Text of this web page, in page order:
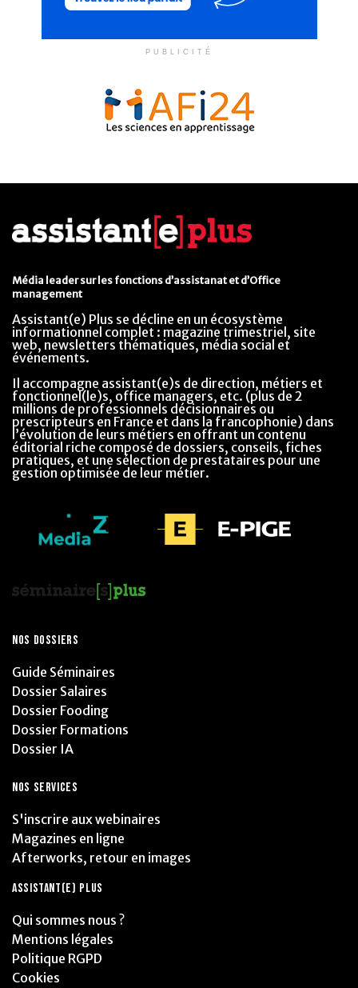
PUBLICITÉ
Média leader sur les fonctions d’assistanat et d’Office
management
Assistant(e) Plus se décline en un écosystème
informationnel complet : magazine trimestriel, site
web, newsletters thématiques, média social et
événements.
Il accompagne assistant(e)s de direction, métiers et
fonctionnel(le)s, office managers, etc. (plus de 2
millions de professionnels décisionnaires ou
prescripteurs en France et dans la francophonie) dans
l’évolution de leurs métiers en offrant un contenu
éditorial riche composé de dossiers, conseils, fiches
pratiques, et une sélection de prestataires pour une
gestion optimisée de leur métier.
NOS DOSSIERS
Guide Séminaires
Dossier Salaires
Dossier Fooding
Dossier Formations
Dossier IA
NOS SERVICES
S'inscrire aux webinaires
Magazines en ligne
Afterworks, retour en images
ASSISTANT(E) PLUS
Qui sommes nous ?
Mentions légales
Politique RGPD
Cookies